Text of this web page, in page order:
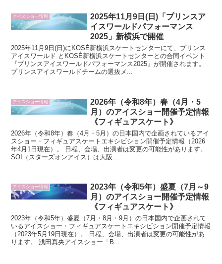
アイスショー情報
2025年11月9日(日)「プリンスア
イスワールドパフォーマンス
2025」新横浜で開催
2025年11月9日(日)にKOSÉ新横浜スケートセンターにて、プリンス
アイスワールド とKOSÉ新横浜スケートセンターとの合同イベント
『プリンスアイスワールドパフォーマンス2025』が開催されます。
プリンスアイスワールドチームの選抜メ...
アイスショー情報
2026年（令和8年）春（4月・5
月）のアイスショー開催予定情報
《フィギュアスケート》
2026年（令和8年）春（4月・5月）の日本国内で企画されているアイ
スショー・フィギュアスケートエキシビション開催予定情報（2026
年4月1日現在）。 日程、会場、出演者は変更の可能性があります。
SOI（スターズオンアイス）は大阪...
アイスショー情報
2023年（令和5年）盛夏（7月～9
月）のアイスショー開催予定情報
《フィギュアスケート》
2023年（令和5年）盛夏（7月・8月・9月）の日本国内で企画されて
いるアイスショー・フィギュアスケートエキシビション開催予定情報
（2023年5月19日現在）。 日程、会場、出演者は変更の可能性があ
ります。 浅田真央アイスショー「B...